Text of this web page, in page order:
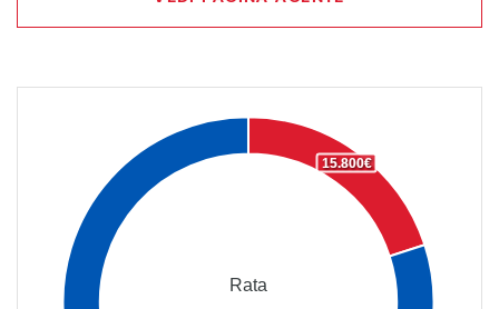
15.800€
Rata